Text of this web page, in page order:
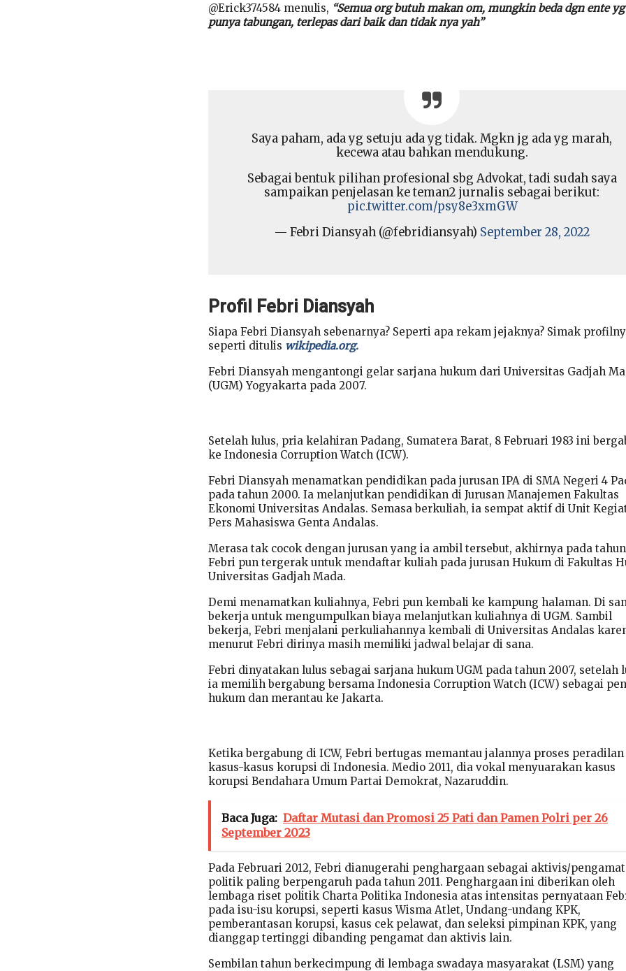
@Erick374584 menulis, “Semua org butuh makan om, mungkin beda dgn ente
punya tabungan, terlepas dari baik dan tidak nya yah”
Saya paham, ada yg setuju ada yg tidak. Mgkn jg ada yg marah,
kecewa atau bahkan mendukung.
Sebagai bentuk pilihan profesional sbg Advokat, tadi sudah saya
sampaikan penjelasan ke teman2 jurnalis sebagai berikut:
pic.twitter.com/psy8e3xmGW
— Febri Diansyah (@febridiansyah) September 28, 2022
Profil Febri Diansyah
Siapa Febri Diansyah sebenarnya? Seperti apa rekam jejaknya? Simak
seperti ditulis wikipedia.org.
Febri Diansyah mengantongi gelar sarjana hukum dari Universitas Gadjah
(UGM) Yogyakarta pada 2007.
Setelah lulus, pria kelahiran Padang, Sumatera Barat, 8 Februari 1983 ini
ke Indonesia Corruption Watch (ICW).
Febri Diansyah menamatkan pendidikan pada jurusan IPA di SMA Negeri 4
pada tahun 2000. Ia melanjutkan pendidikan di Jurusan Manajemen Fakultas
Ekonomi Universitas Andalas. Semasa berkuliah, ia sempat aktif di Unit
Pers Mahasiswa Genta Andalas.
Merasa tak cocok dengan jurusan yang ia ambil tersebut, akhirnya pada
Febri pun tergerak untuk mendaftar kuliah pada jurusan Hukum di Fakultas
Universitas Gadjah Mada.
Demi menamatkan kuliahnya, Febri pun kembali ke kampung halaman. Di
bekerja untuk mengumpulkan biaya melanjutkan kuliahnya di UGM. Sambil
bekerja, Febri menjalani perkuliahannya kembali di Universitas Andalas
menurut Febri dirinya masih memiliki jadwal belajar di sana.
Febri dinyatakan lulus sebagai sarjana hukum UGM pada tahun 2007, setelah
ia memilih bergabung bersama Indonesia Corruption Watch (ICW) sebagai
hukum dan merantau ke Jakarta.
Ketika bergabung di ICW, Febri bertugas memantau jalannya proses peradilan
kasus-kasus korupsi di Indonesia. Medio 2011, dia vokal menyuarakan kasus
korupsi Bendahara Umum Partai Demokrat, Nazaruddin.
Baca Juga: Daftar Mutasi dan Promosi 25 Pati dan Pamen Polri per 26
September 2023
Pada Februari 2012, Febri dianugerahi penghargaan sebagai aktivis/pengamat
politik paling berpengaruh pada tahun 2011. Penghargaan ini diberikan oleh
lembaga riset politik Charta Politika Indonesia atas intensitas pernyataan
pada isu-isu korupsi, seperti kasus Wisma Atlet, Undang-undang KPK,
pemberantasan korupsi, kasus cek pelawat, dan seleksi pimpinan KPK, yang
dianggap tertinggi dibanding pengamat dan aktivis lain.
Sembilan tahun berkecimpung di lembaga swadaya masyarakat (LSM) yang